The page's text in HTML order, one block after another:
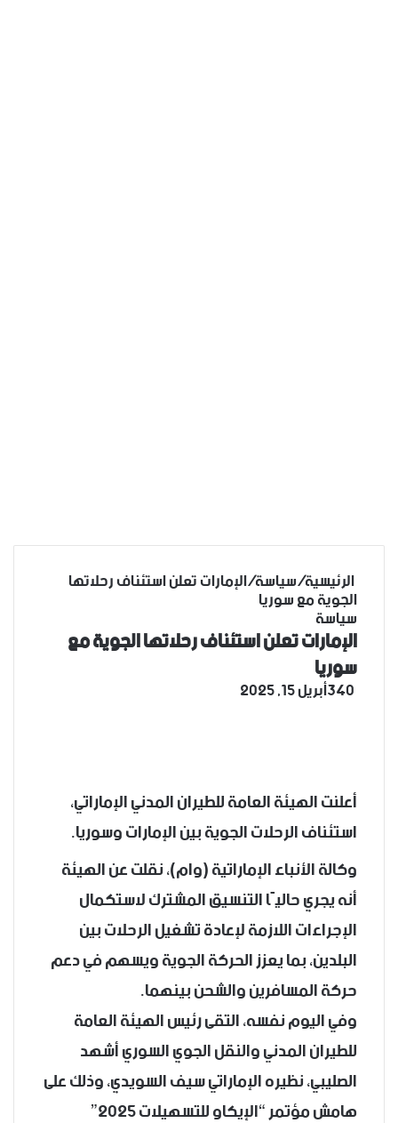
الرئيسية/سياسة/الإمارات تعلن استئناف رحلاتها الجوية مع سوريا
سياسة
الإمارات تعلن استئناف رحلاتها الجوية مع
سورياأبريل 15, 2025
فيسبوك
‫X
لينكدإن
واتساب
تيلقرام
أعلنت الهيئة العامة للطيران المدني الإماراتي،
استئناف الرحلات الجوية بين الإمارات وسوريا.
وكالة الأنباء الإماراتية (وام)، نقلت عن الهيئة
أنه يجري حاليًا التنسيق المشترك لاستكمال
الإجراءات اللازمة لإعادة تشغيل الرحلات بين
البلدين، بما يعزز الحركة الجوية ويسهم في دعم
حركة المسافرين والشحن بينهما.
وفي اليوم نفسه، التقى رئيس الهيئة العامة
للطيران المدني والنقل الجوي السوري أشهد
الصليبي، نظيره الإماراتي سيف السويدي، وذلك على
هامش مؤتمر “الإيكاو للتسهيلات 2025”